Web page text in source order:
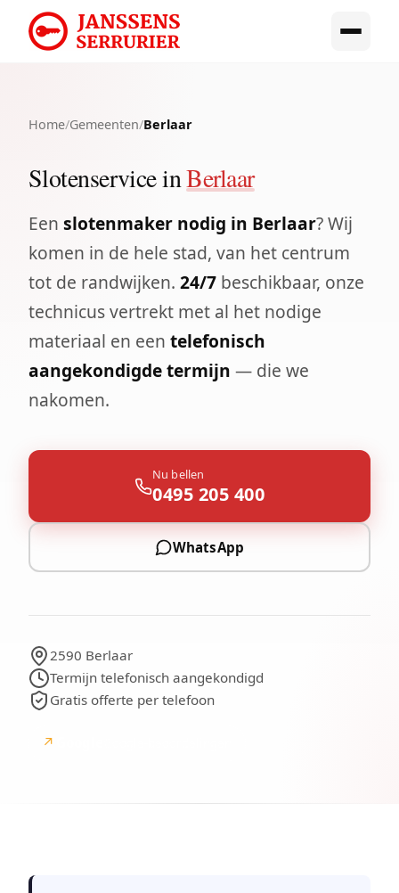
Home/Gemeenten/Berlaar
Slotenservice inBerlaar
Een slotenmaker nodig in Berlaar? Wij
komen in de hele stad, van het centrum
tot de randwijken. 24/7 beschikbaar, onze
technicus vertrekt met al het nodige
materiaal en een telefonisch
aangekondigde termijn — die we
nakomen.
Nu bellen
0495 205 400
WhatsApp
2590 Berlaar
Termijn telefonisch aangekondigd
Gratis offerte per telefoon
↗